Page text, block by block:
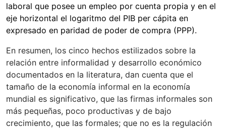
laboral que posee un empleo por cuenta propia y en el
eje horizontal el logaritmo del PIB per cápita en
expresado en paridad de poder de compra (PPP).
En resumen, los cinco hechos estilizados sobre la
relación entre informalidad y desarrollo económico
documentados en la literatura, dan cuenta que el
tamaño de la economía informal en la economía
mundial es significativo, que las firmas informales son
más pequeñas, poco productivas y de bajo
crecimiento, que las formales; que no es la regulación